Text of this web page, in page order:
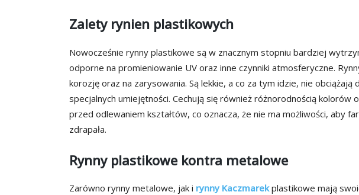
Zalety rynien plastikowych
Nowocześnie rynny plastikowe są w znacznym stopniu bardziej
odporne na promieniowanie UV oraz inne czynniki atmosferyczne.
korozję oraz na zarysowania. Są lekkie, a co za tym idzie, nie obciążają
specjalnych umiejętności. Cechują się również różnorodnością kolorów
przed odlewaniem kształtów, co oznacza, że nie ma możliwości, aby
zdrapała.
Rynny plastikowe kontra metalowe
Zarówno rynny metalowe, jak i rynny Kaczmarekplastikowe mają